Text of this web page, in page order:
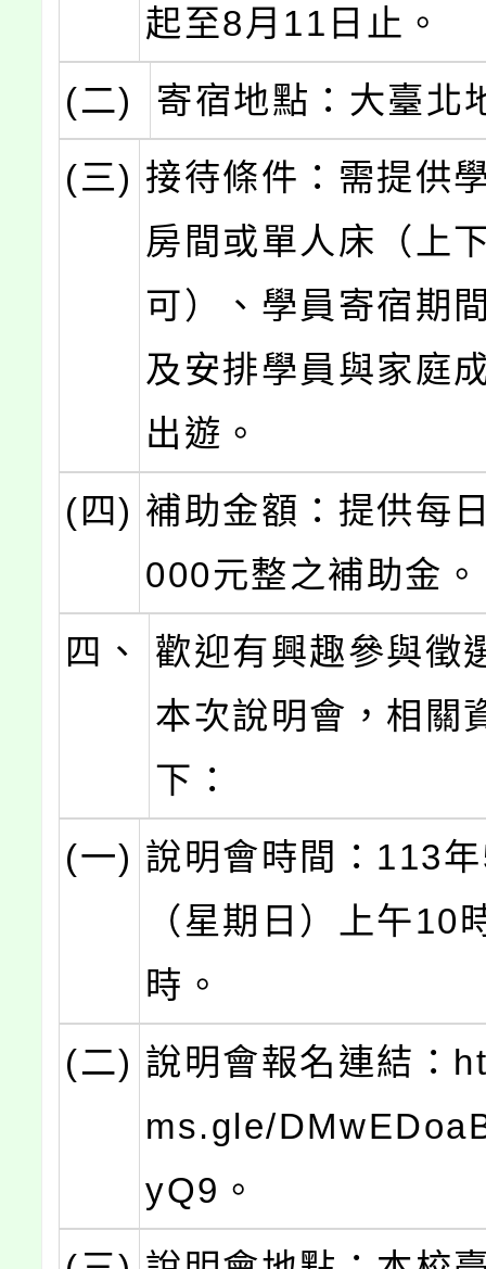
起至8月11日止。
(二)
寄宿地點：大臺北
(三) 接待條件：需提供
房間或單人床（上
可）、學員寄宿期
及安排學員與家庭
出遊。
(四) 補助金額：提供每
000元整之補助金。
四、
歡迎有興趣參與徵
本次說明會，相關
下：
(一) 說明會時間：113
（星期日）上午10
時。
(二) 說明會報名連結：
ms.gle/
yQ9。